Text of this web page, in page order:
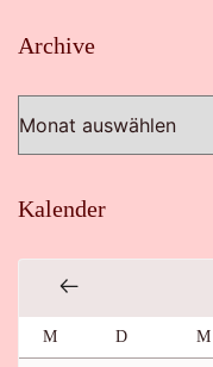
Archive
Kalender
M D M